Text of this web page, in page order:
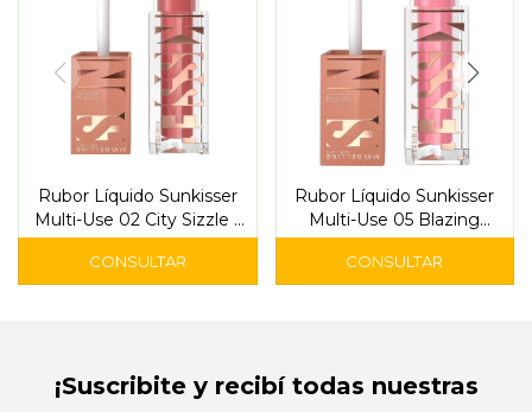
Rubor Líquido Sunkisser
Multi-Use 02 City Sizzle -
Maybelline
Rubor Líquido Sunkisser
Multi-Use 05 Blazing
Blush - Maybelline
¡Suscribite y recibí todas nuestras